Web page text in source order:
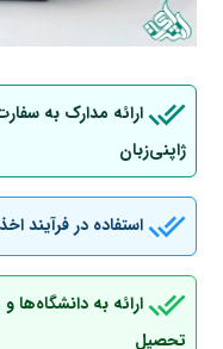
ارائه مدارک به
ژاپنی‌زبان
استفاده در فرآیند
ارائه به دانشگاه‌ها
تحصیل